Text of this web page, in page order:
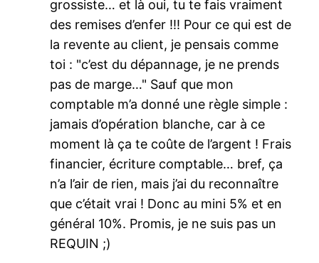
grossiste… et là oui, tu te fais vraiment
des remises d’enfer !!! Pour ce qui est de
la revente au client, je pensais comme
toi : "c’est du dépannage, je ne prends
pas de marge…" Sauf que mon
comptable m’a donné une règle simple :
jamais d’opération blanche, car à ce
moment là ça te coûte de l’argent ! Frais
financier, écriture comptable… bref, ça
n’a l’air de rien, mais j’ai du reconnaître
que c’était vrai ! Donc au mini 5% et en
général 10%. Promis, je ne suis pas un
REQUIN ;)